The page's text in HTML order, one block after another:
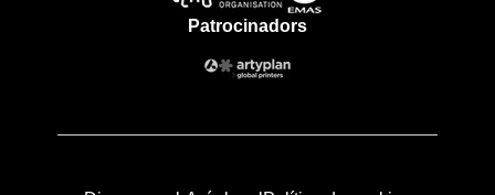
Patrocinadors